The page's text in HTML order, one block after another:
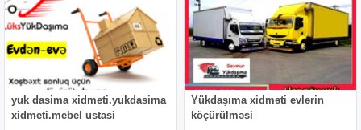
yuk dasima xidmeti.yukdasima
xidmeti.mebel ustasi
Yükdaşıma xidməti evlərin
köçürülməsi